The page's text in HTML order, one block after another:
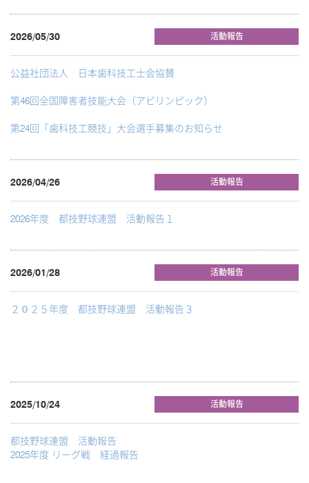
2026/05/30 活動報告
公益社団法人 日本歯科技工士会協賛
第46回全国障害者技能大会（アビリンピック）
第24回「歯科技工競技」大会選手募集のお知らせ
2026/04/26 活動報告
2026年度 都技野球連盟 活動報告１
2026/01/28 活動報告
２０２５年度 都技野球連盟 活動報告３
2025/10/24 活動報告
都技野球連盟 活動報告
2025年度 リーグ戦 経過報告